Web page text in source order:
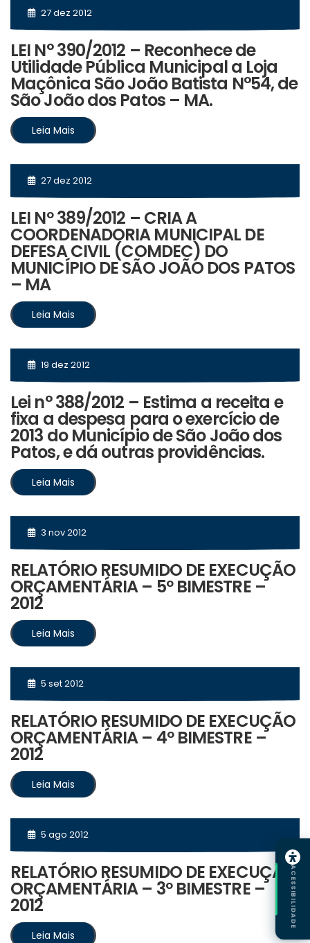
27 dez 2012
LEI N° 390/2012 – Reconhece de
Utilidade Pública Municipal a Loja
Maçônica São João Batista N°54, de
São João dos Patos – MA.
Leia Mais
27 dez 2012
LEI Nº 389/2012 – CRIA A
COORDENADORIA MUNICIPAL DE
DEFESA CIVIL (COMDEC) DO
MUNICÍPIO DE SÃO JOÃO DOS PATOS
– MA
Leia Mais
19 dez 2012
Lei n° 388/2012 – Estima a receita e
fixa a despesa para o exercício de
2013 do Município de São João dos
Patos, e dá outras providências.
Leia Mais
3 nov 2012
RELATÓRIO RESUMIDO DE EXECUÇÃO
ORÇAMENTÁRIA – 5º BIMESTRE –
2012
Leia Mais
5 set 2012
RELATÓRIO RESUMIDO DE EXECUÇÃO
ORÇAMENTÁRIA – 4º BIMESTRE –
2012
Leia Mais
5 ago 2012
RELATÓRIO RESUMIDO DE EXECUÇÃO
ORÇAMENTÁRIA – 3º BIMESTRE –
2012
Leia Mais
ACESSIBILIDADE